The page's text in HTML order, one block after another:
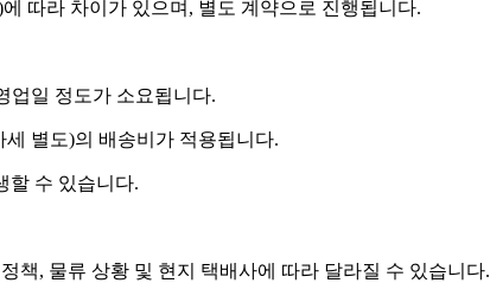
따라 차이가 있으며, 별도 계약으로 진행됩니다.
업일 정도가 소요됩니다.
별도)의 배송비가 적용됩니다.
할 수 있습니다.
책, 물류 상황 및 현지 택배사에 따라 달라질 수 있습니다.